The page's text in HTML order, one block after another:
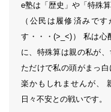
e塾は「歴史」や「特殊
（公民は履修済みで
す・・・(>_<)） 私は心
に、特殊算は親の私が
ただけで私の頭がまっ
楽かもしれませんが、
日々不安との戦いです。